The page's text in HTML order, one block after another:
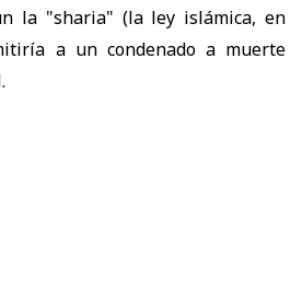
la "sharia" (la ley islámica, en
a un condenado a muerte